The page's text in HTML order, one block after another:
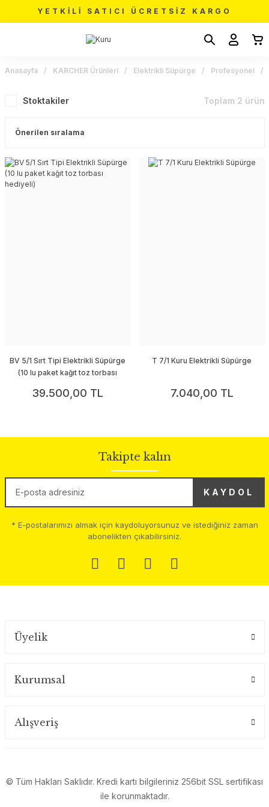
YETKİLİ SATICI ÜCRETSİZ KARGO
Anasayfa KARCHER Ürünleri Elektrikli Süpürge Profesyonel
Stoktakiler Toplam 2 ürün
BV 5/1 Sırt Tipi Elektrikli Süpürge
(10 lu paket kağıt toz torbası
39.500,00 TL
T 7/1 Kuru Elektrikli Süpürge
7.040,00 TL
Takipte kalın
KAYDOL
* E-postalarımızı almak için kaydoluyorsunuz ve istediğiniz zaman
abonelikten çıkabilirsiniz.
Üyelik
Kurumsal
Alışveriş
© Tüm Hakları Saklıdır. Kredi kartı bilgileriniz 256bit SSL sertifikası
ile korunmaktadır.